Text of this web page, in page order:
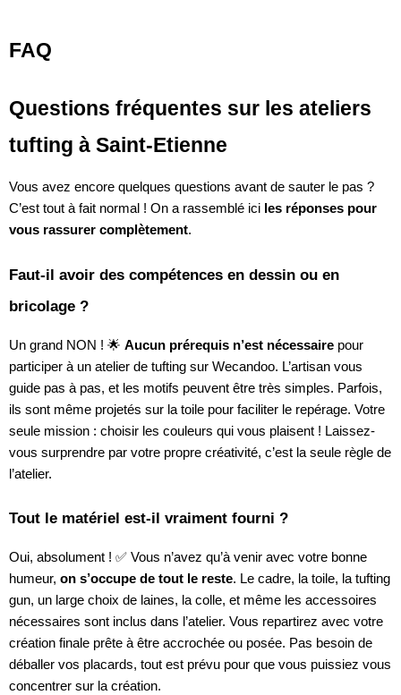
FAQ
Questions fréquentes sur les ateliers
tufting à Saint-Etienne
Vous avez encore quelques questions avant de sauter le pas ?
C’est tout à fait normal ! On a rassemblé ici les réponses pour
vous rassurer complètement.
Faut-il avoir des compétences en dessin ou en
bricolage ?
Un grand NON ! 🌟 Aucun prérequis n’est nécessaire pour
participer à un atelier de tufting sur Wecandoo. L’artisan vous
guide pas à pas, et les motifs peuvent être très simples. Parfois,
ils sont même projetés sur la toile pour faciliter le repérage. Votre
seule mission : choisir les couleurs qui vous plaisent ! Laissez-
vous surprendre par votre propre créativité, c’est la seule règle de
l’atelier.
Tout le matériel est-il vraiment fourni ?
Oui, absolument ! ✅ Vous n’avez qu’à venir avec votre bonne
humeur, on s’occupe de tout le reste. Le cadre, la toile, la tufting
gun, un large choix de laines, la colle, et même les accessoires
nécessaires sont inclus dans l’atelier. Vous repartirez avec votre
création finale prête à être accrochée ou posée. Pas besoin de
déballer vos placards, tout est prévu pour que vous puissiez vous
concentrer sur la création.